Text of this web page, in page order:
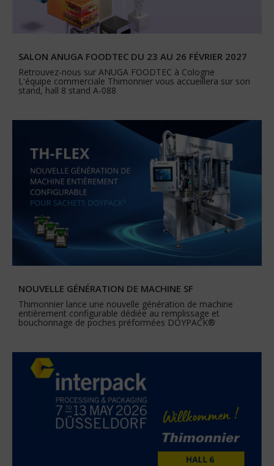
SALON ANUGA FOODTEC DU 23 AU 26 FÉVRIER 2027
Retrouvez-nous sur ANUGA FOODTEC à Cologne
L'équipe commerciale Thimonnier vous accueillera sur son
stand, hall 8 stand A-088
NOUVELLE GÉNÉRATION DE MACHINE SF
Thimonnier lance une nouvelle génération de machine
entièrement configurable dédiée au remplissage et
bouchonnage de poches préformées DOYPACK®